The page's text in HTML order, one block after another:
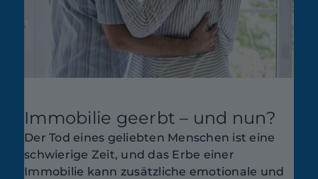
Immobilie geerbt – und nun?
Der Tod eines geliebten Menschen ist eine
schwierige Zeit, und das Erbe einer
Immobilie kann zusätzliche emotionale und